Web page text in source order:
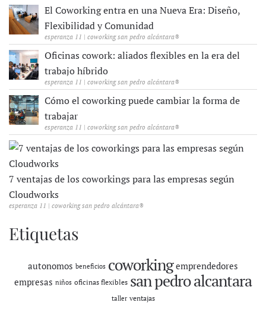
El Coworking entra en una Nueva Era: Diseño,
Flexibilidad y Comunidad
esperanza 11 | coworking san pedro alcántara®
Oficinas cowork: aliados flexibles en la era del
trabajo híbrido
esperanza 11 | coworking san pedro alcántara®
Cómo el coworking puede cambiar la forma de
trabajar
esperanza 11 | coworking san pedro alcántara®
7 ventajas de los coworkings para las empresas según
Cloudworks
esperanza 11 | coworking san pedro alcántara®
Etiquetas
autonomos beneficios coworking emprendedores
empresas niños oficinas flexibles san pedro alcantara
taller ventajas